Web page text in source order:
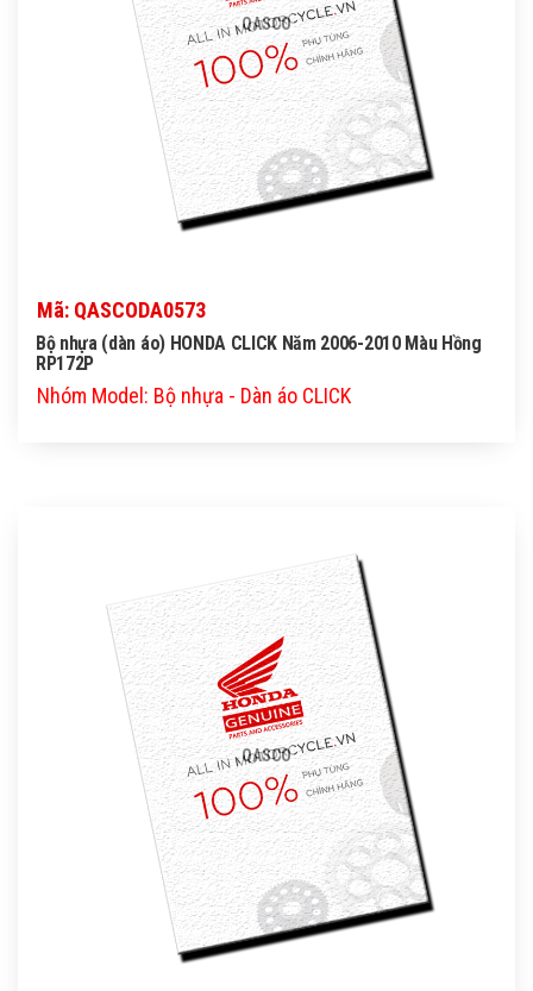
QASCO
Mã: QASCODA0573
Bộ nhựa (dàn áo) HONDA CLICK Năm 2006-2010 Màu Hồng
RP172P
Nhóm Model: Bộ nhựa - Dàn áo CLICK
QASCO